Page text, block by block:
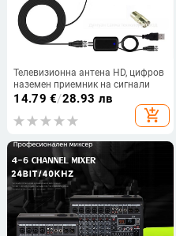
Телевизионна антена HD, цифров
наземен приемник на сигнали
14.79 €/28.93 лв
add_shopping_cart